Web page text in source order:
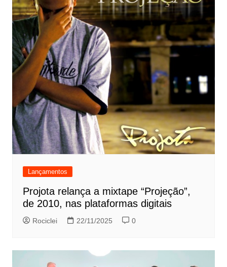
Lançamentos
Projota relança a mixtape “Projeção”,
de 2010, nas plataformas digitais
Rociclei 22/11/2025 0